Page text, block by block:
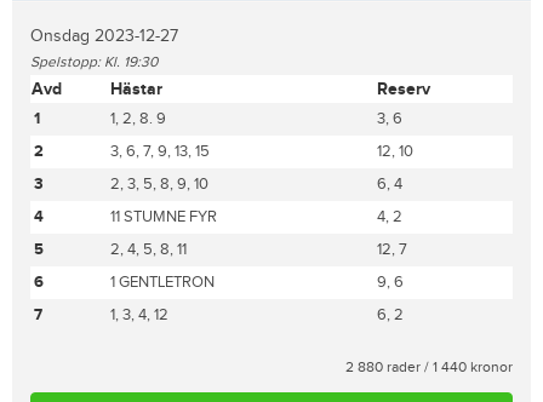
Onsdag 2023-12-27
Spelstopp: Kl. 19:30
Avd Hästar Reserv
1 1, 2, 8. 9
3, 6
2
3, 6, 7, 9, 13, 15
12, 10
3
2, 3, 5, 8, 9, 10
6, 4
4
11 STUMNE FYR
4, 2
5
2, 4, 5, 8, 11
12, 7
6
1 GENTLETRON
9, 6
7
1, 3, 4, 12 6, 2
2 880 rader / 1 440 kronor